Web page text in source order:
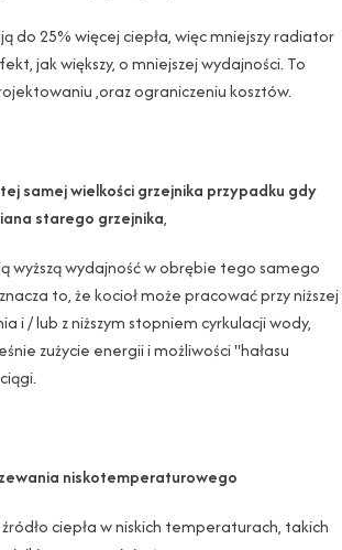
do 25% więcej ciepła, więc mniejszy radiator
jak większy, o mniejszej wydajności. To
,oraz ograniczeniu kosztów.
samej wielkości grzejnika przypadku gdy
starego grzejnika,
wyższą wydajność w obrębie tego samego
to, że kocioł może pracować przy niższej
i / lub z niższym stopniem cyrkulacji wody,
zużycie energii i możliwości "hałasu
niskotemperaturowego
ciepła w niskich temperaturach, takich